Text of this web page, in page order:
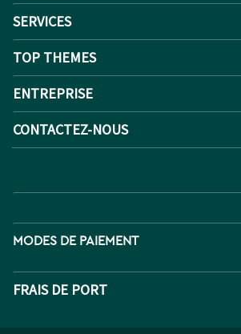
SERVICES
TOP THEMES
ENTREPRISE
CONTACTEZ-NOUS
MODES DE PAIEMENT
FRAIS DE PORT